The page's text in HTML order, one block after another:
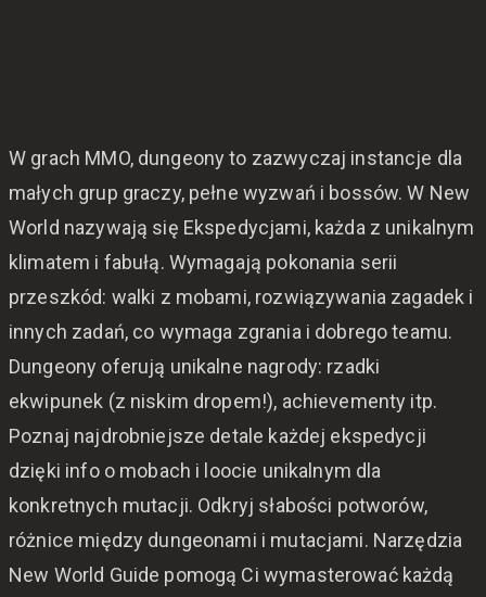
W grach MMO, dungeony to zazwyczaj instancje dla
małych grup graczy, pełne wyzwań i bossów. W New
World nazywają się Ekspedycjami, każda z unikalnym
klimatem i fabułą. Wymagają pokonania serii
przeszkód: walki z mobami, rozwiązywania zagadek i
innych zadań, co wymaga zgrania i dobrego teamu.
Dungeony oferują unikalne nagrody: rzadki
ekwipunek (z niskim dropem!), achievementy itp.
Poznaj najdrobniejsze detale każdej ekspedycji
dzięki info o mobach i loocie unikalnym dla
konkretnych mutacji. Odkryj słabości potworów,
różnice między dungeonami i mutacjami. Narzędzia
New World Guide pomogą Ci wymasterować każdą